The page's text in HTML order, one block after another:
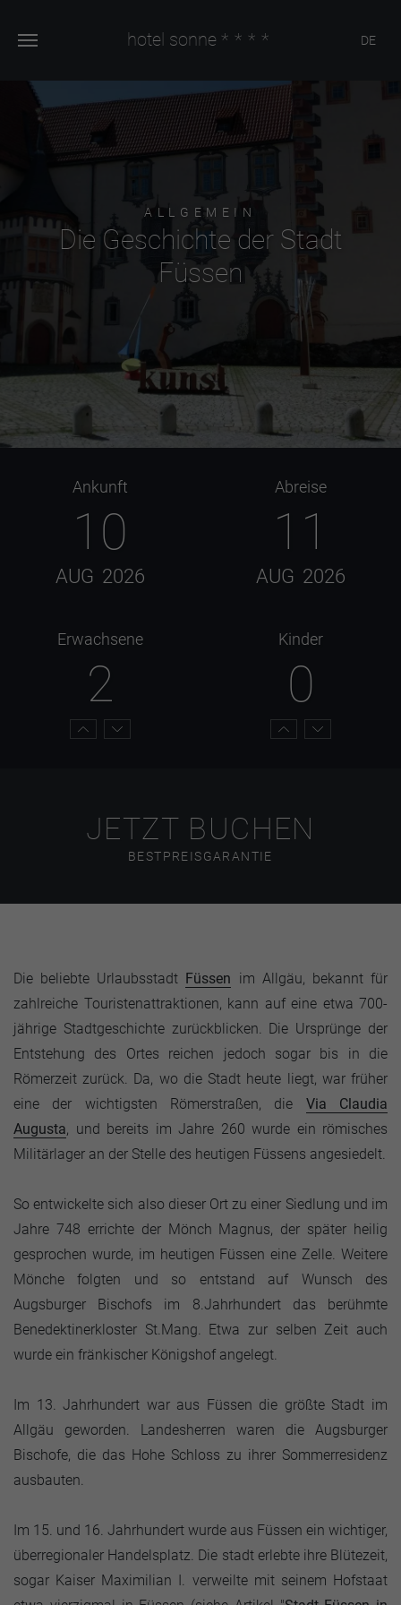
hotel sonne **** DE
ALLGEMEIN
Die Geschichte der Stadt
Füssen
Ankunft
10
AUG 2026
Abreise
11
AUG 2026
Erwachsene
2
Kinder
0
JETZT BUCHEN
BESTPREISGARANTIE
Die beliebte Urlaubsstadt Füssen im Allgäu, bekannt für
zahlreiche Touristenattraktionen, kann auf eine etwa 700-
jährige Stadtgeschichte zurückblicken. Die Ursprünge der
Entstehung des Ortes reichen jedoch sogar bis in die
Römerzeit zurück. Da, wo die Stadt heute liegt, war früher
eine der wichtigsten Römerstraßen, die Via Claudia
Augusta, und bereits im Jahre 260 wurde ein römisches
Militärlager an der Stelle des heutigen Füssens angesiedelt.
So entwickelte sich also dieser Ort zu einer Siedlung und im
Jahre 748 errichte der Mönch Magnus, der später heilig
gesprochen wurde, im heutigen Füssen eine Zelle. Weitere
Mönche folgten und so entstand auf Wunsch des
Augsburger Bischofs im 8.Jahrhundert das berühmte
Benedektinerkloster St.Mang. Etwa zur selben Zeit auch
wurde ein fränkischer Königshof angelegt.
Im 13. Jahrhundert war aus Füssen die größte Stadt im
Allgäu geworden. Landesherren waren die Augsburger
Bischofe, die das Hohe Schloss zu ihrer Sommerresidenz
ausbauten.
Im 15. und 16. Jahrhundert wurde aus Füssen ein wichtiger,
überregionaler Handelsplatz. Die stadt erlebte ihre Blütezeit,
sogar Kaiser Maximilian I. verweilte mit seinem Hofstaat